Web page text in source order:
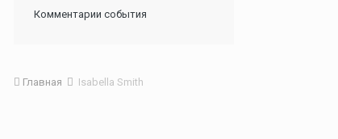
Комментарии события
Главная Isabella Smith